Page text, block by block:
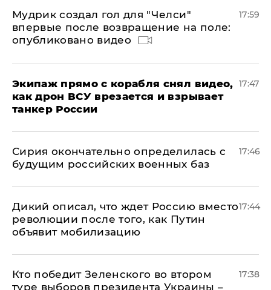
Мудрик создал гол для "Челси"
впервые после возвращение на поле:
опубликовано видео
17:59
Экипаж прямо с корабля снял видео,
как дрон ВСУ врезается и взрывает
танкер России
17:47
Сирия окончательно определилась с
будущим российских военных баз
17:46
Дикий описал, что ждет Россию вместо
революции после того, как Путин
объявит мобилизацию
17:44
Кто победит Зеленского во втором
туре выборов президента Украины –
17:38